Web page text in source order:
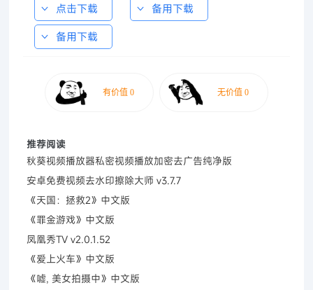
点击下载
备用下载
备用下载
推荐阅读
秋葵视频播放器私密视频播放加密去广告纯净版
安卓免费视频去水印擦除大师 v3.7.7
《天国：拯救2》中文版
《罪金游戏》中文版
凤凰秀TV v2.0.1.52
《爱上火车》中文版
《嘘, 美女拍摄中》中文版